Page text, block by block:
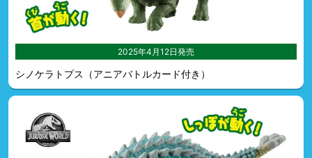
2025年4月12日発売
シノケラトプス（アニアバトルカード付き）